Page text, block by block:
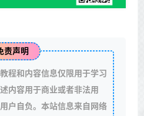
责声明
程和内容信息仅限用于学习
内容用于商业或者非法用
户自负。本站信息来自网络